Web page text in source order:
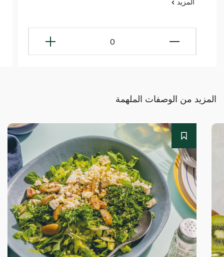
المزيد
0
المزيد من الوصفات الملهمة